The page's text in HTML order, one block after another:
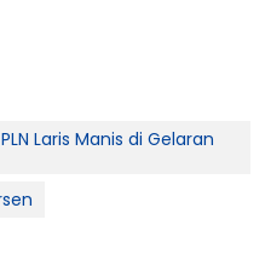
Laris Manis di Gelaran